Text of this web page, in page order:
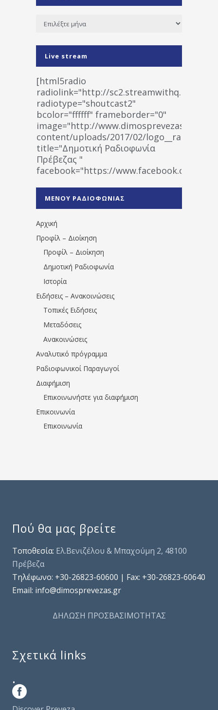
Ιστορικό
Live stream
[html5radio
radiolink="http://
radiotype="shoutcast2"
bcolor="ffffff" frameborder="0"
image="http://www.dimosprevezas.gr/wp-
content/uploads/2017/02/
title="Δημοτική Ραδιοφωνία
Πρέβεζας "
facebook="https://www.facebook.com/
1531194763766854/" artist="" ]
ΜΕΝΟΥ ΡΑΔΙΟΦΩΝΙΑΣ
Αρχική
Προφίλ – Διοίκηση
Προφίλ – Διοίκηση
Δημοτική Ραδιοφωνία
Ιστορία
Ειδήσεις – Ανακοινώσεις
Τοπικές Ειδήσεις
Μεταδόσεις
Ανακοινώσεις
Αναλυτικό πρόγραμμα
Ραδιοφωνικοί Παραγωγοί
Διαφήμιση
Επικοινωνήστε για διαφήμιση
Επικοινωνία
Επικοινωνία
Πού θα μας βρείτε
Τοποθεσία: Ελ.Βενιζέλου & Μπαχούμη 2, 48100
Πρέβεζα
Τηλέφωνo: +30-26823-60600 | Fax: +30-26823-60640
Email: info@dimosprevezas.gr
ΔΗΛΩΣΗ ΠΡΟΣΒΑΣΙΜΟΤΗΤΑΣ
Σχετικά links
.